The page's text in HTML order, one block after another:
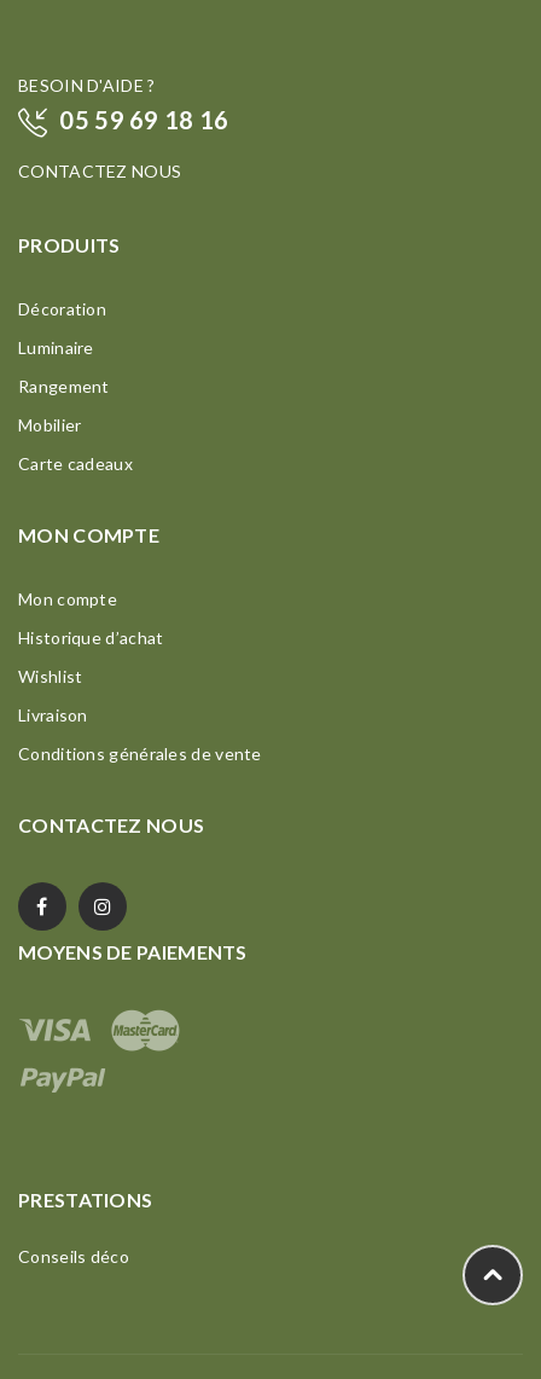
BESOIN D'AIDE ?
05 59 69 18 16
CONTACTEZ NOUS
PRODUITS
Décoration
Luminaire
Rangement
Mobilier
Carte cadeaux
MON COMPTE
Mon compte
Historique d’achat
Wishlist
Livraison
Conditions générales de vente
CONTACTEZ NOUS
MOYENS DE PAIEMENTS
PRESTATIONS
Conseils déco